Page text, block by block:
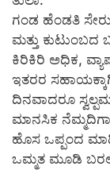
ಗಂಡ ಹೆಂಡತಿ
ಮತ್ತು ಕುಟುಂಬದ
ಕಿರಿಕಿರಿ ಅಧಿಕ,
ಇತರರ
ದಿನವಾದರೂ
ಮಾನಸಿಕ
ಹೊಸ ಒಪ್ಪಂದ
ಒಮ್ಮತ ಮೂಡಿ